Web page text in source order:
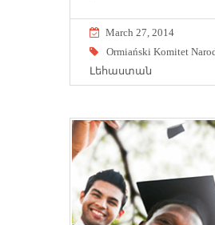
March 27, 2014
Ormiański Komitet
Լեհաստան